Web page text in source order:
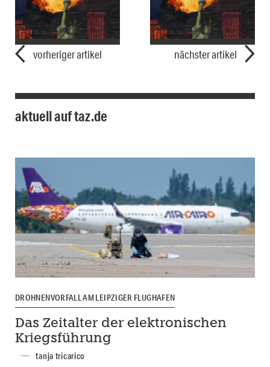
vorheriger artikel nächster artikel
aktuell auf taz.de
DROHNENVORFALL AM LEIPZIGER FLUGHAFEN
Das Zeitalter der elektronischen
Kriegsführung
tanja tricarico